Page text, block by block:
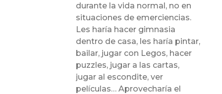
durante la vida normal, no en
situaciones de emerciencias.
Les haría hacer gimnasia
dentro de casa, les haría pintar,
bailar, jugar con Legos, hacer
puzzles, jugar a las cartas,
jugar al escondite, ver
películas… Aprovecharía el